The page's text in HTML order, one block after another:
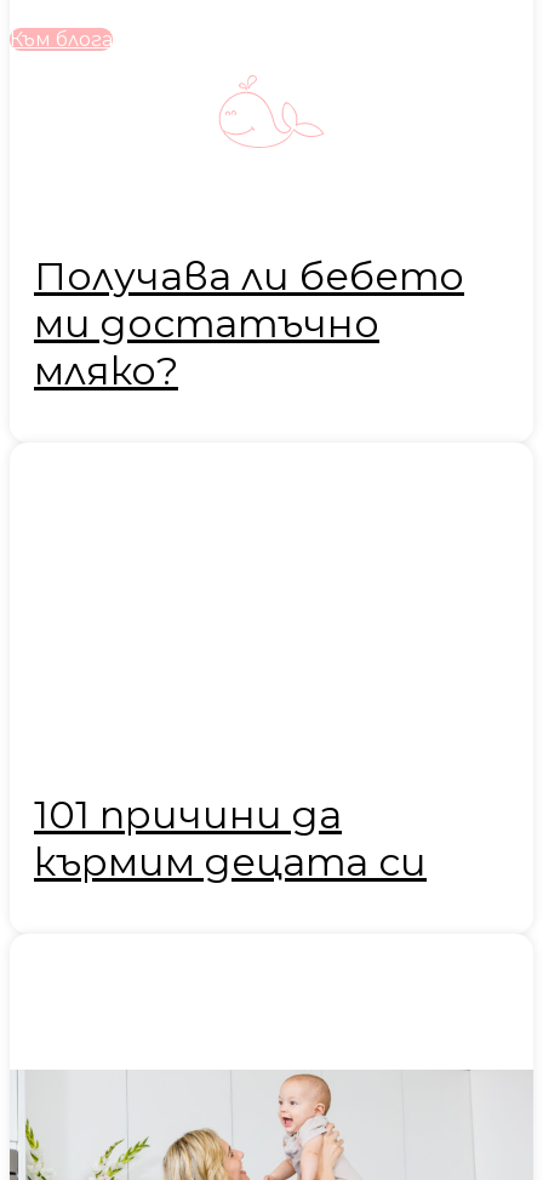
Към блога
Получава ли бебето
ми достатъчно
мляко?
101 причини да
кърмим децата си